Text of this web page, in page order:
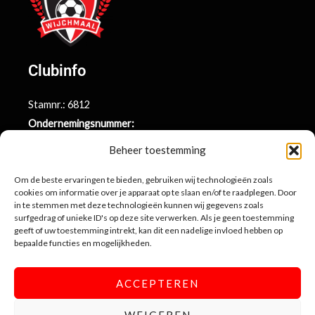
Beheer toestemming
Om de beste ervaringen te bieden, gebruiken wij technologieën zoals
cookies om informatie over je apparaat op te slaan en/of te raadplegen. Door
in te stemmen met deze technologieën kunnen wij gegevens zoals
surfgedrag of unieke ID's op deze site verwerken. Als je geen toestemming
geeft of uw toestemming intrekt, kan dit een nadelige invloed hebben op
bepaalde functies en mogelijkheden.
ACCEPTEREN
Clubinfo
Stamnr.: 6812
Ondernemingsnummer:
BE71 9731 6439 9169
Contactinformatie